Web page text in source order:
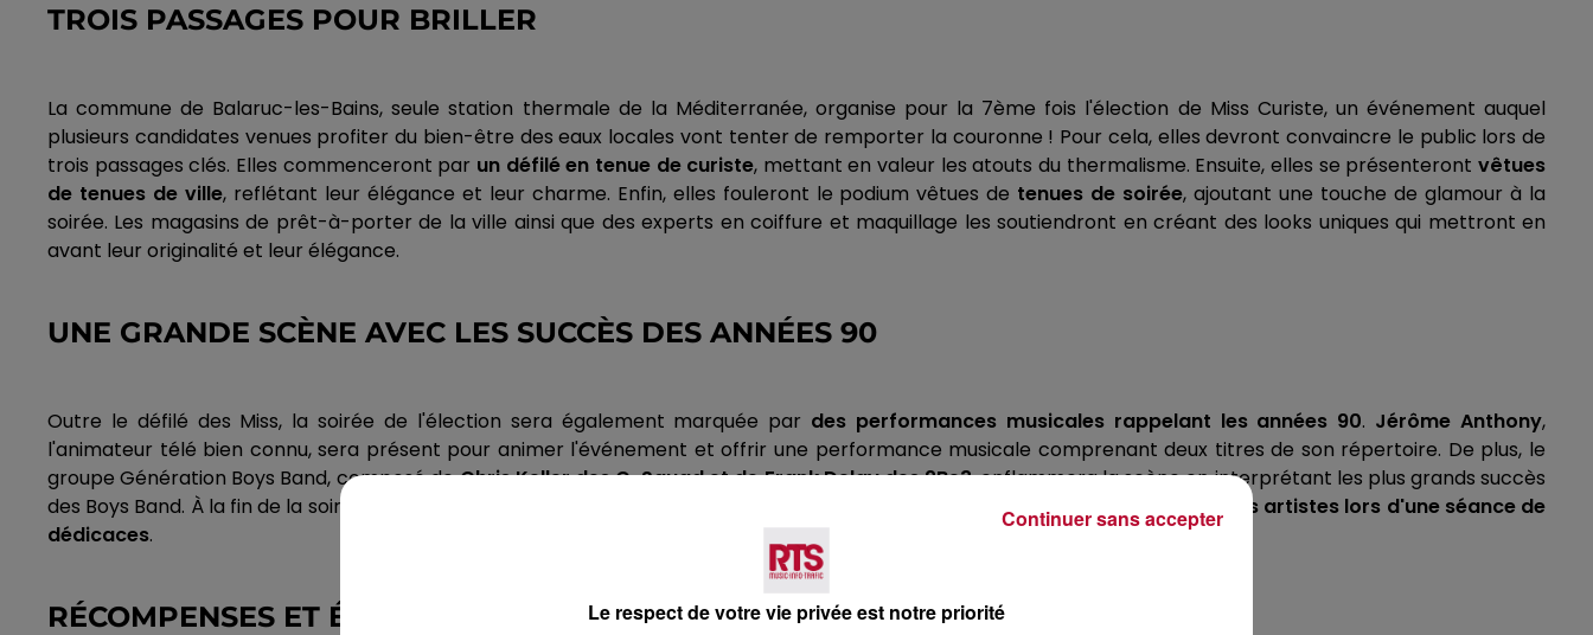
TROIS PASSAGES POUR BRILLER
La commune de Balaruc-les-Bains, seule station thermale de la Méditerranée, organise pour la 7ème fois l'élection de Miss Curiste, un événement auquel
plusieurs candidates venues profiter du bien-être des eaux locales vont tenter de remporter la couronne ! Pour cela, elles devront convaincre le public lors de
trois passages clés. Elles commenceront par un défilé en tenue de curiste, mettant en valeur les atouts du thermalisme. Ensuite, elles se présenterontvêtues
de tenues de ville, reflétant leur élégance et leur charme. Enfin, elles fouleront le podium vêtues de tenues de soirée, ajoutant une touche de glamour à la
soirée. Les magasins de prêt-à-porter de la ville ainsi que des experts en coiffure et maquillage les soutiendront en créant des looks uniques qui mettront en
avant leur originalité et leur élégance.
UNE GRANDE SCÈNE AVEC LES SUCCÈS DES ANNÉES 90
Outre le défilé des Miss, la soirée de l'élection sera également marquée par des performances musicales rappelant les années 90. Jérôme Anthony,
l'animateur télé bien connu, sera présent pour animer l'événement et offrir une performance musicale comprenant deux titres de son répertoire. De plus, le
groupe Génération Boys Band, composé de Chris Keller des G-Squad et de Frank Delay des 2Be3,enflammera la scène en interprétant les plus grands succès
des Boys Band. À la fin de la soirée, les spectateurs auront également l'occasion de rencontrer et d'obtenirdes autographes des artistes lors d'une séance de
dédicaces.
RÉCOMPENSES ET ÉLECTION Le respect de votre vie privée est notre priorité
Continuer sans accepter